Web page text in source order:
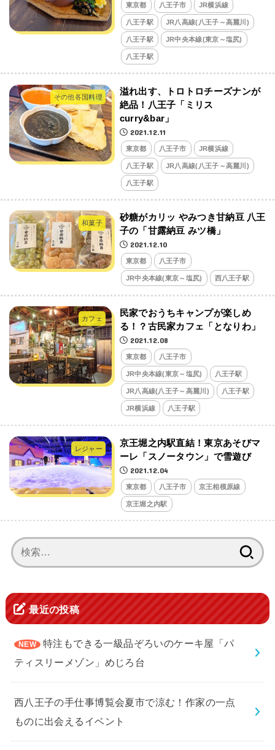
東京都 八王子市 JR横浜線
八王子駅 JR八高線(八王子～高麗川)
八王子駅 JR中央本線(東京～塩尻)
八王子駅
その他各国料理
溢れ出す、トロトロチーズナンが
絶品！八王子「ミリス
curry&bar」
2021.12.11
東京都 八王子市 JR横浜線
八王子駅 JR八高線(八王子～高麗川)
八王子駅
和菓子
砂糖がカリッ やみつき甘納豆 八王
子の「甘露納豆 みツ橋」
2021.12.10
東京都 八王子市
JR中央本線(東京～塩尻) 西八王子駅
カフェ
民家でおうちキャンプが楽しめ
る！？古民家カフェ「となりわ」
2021.12.08
東京都 八王子市
JR中央本線(東京～塩尻) 八王子駅
JR八高線(八王子～高麗川) 八王子駅
JR横浜線 八王子駅
レジャー
京王堀之内駅直結！東京あそびマ
ーレ「スノータウン」で雪遊び
2021.12.04
東京都 八王子市 京王相模原線
京王堀之内駅
索:
最近の投稿
特注もできる一級品ぞろいのケーキ屋「パ
ティスリーメゾン」めじろ台
西八王子の手仕事博覧会夏市で涼む！作家の一点
ものに出会えるイベント